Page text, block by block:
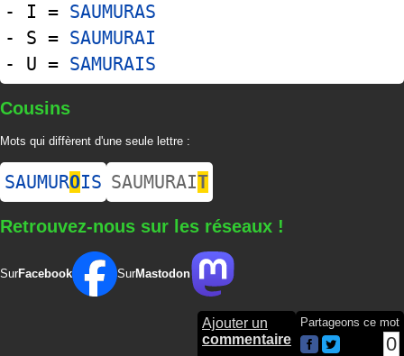
- I = SAUMURAS
- S = SAUMURAI
- U = SAMURAIS
Cousins
Mots qui diffèrent d'une seule lettre :
SAUMUROIS SAUMURAIT
Retrouvez-nous sur les réseaux !
SurFacebook SurMastodon
Ajouter un
commentaire
Partageons ce mot
0